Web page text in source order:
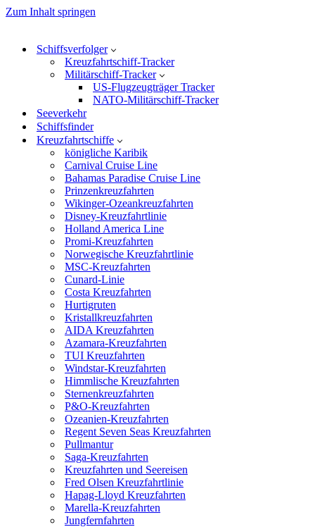
Zum Inhalt springen
Schiffsverfolger
Kreuzfahrtschiff-Tracker
Militärschiff-Tracker
US-Flugzeugträger Tracker
NATO-Militärschiff-Tracker
Seeverkehr
Schiffsfinder
Kreuzfahrtschiffe
königliche Karibik
Carnival Cruise Line
Bahamas Paradise Cruise Line
Prinzenkreuzfahrten
Wikinger-Ozeankreuzfahrten
Disney-Kreuzfahrtlinie
Holland America Line
Promi-Kreuzfahrten
Norwegische Kreuzfahrtlinie
MSC-Kreuzfahrten
Cunard-Linie
Costa Kreuzfahrten
Hurtigruten
Kristallkreuzfahrten
AIDA Kreuzfahrten
Azamara-Kreuzfahrten
TUI Kreuzfahrten
Windstar-Kreuzfahrten
Himmlische Kreuzfahrten
Sternenkreuzfahrten
P&O-Kreuzfahrten
Ozeanien-Kreuzfahrten
Regent Seven Seas Kreuzfahrten
Pullmantur
Saga-Kreuzfahrten
Kreuzfahrten und Seereisen
Fred Olsen Kreuzfahrtlinie
Hapag-Lloyd Kreuzfahrten
Marella-Kreuzfahrten
Jungfernfahrten